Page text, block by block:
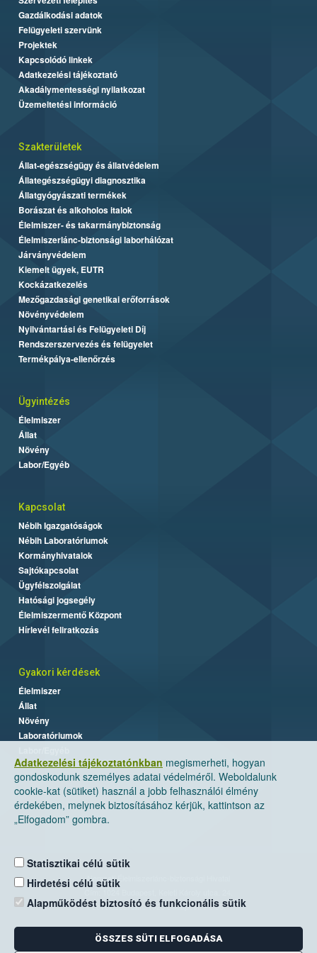
Adatkezelési tájékoztatónkban megismerheti, hogyan
gondoskodunk személyes adatai védelméről. Weboldalunk
cookie-kat (sütiket) használ a jobb felhasználói élmény
érdekében, melynek biztosításához kérjük, kattintson az
„Elfogadom” gombra.
Statisztikai célú sütik
Hirdetési célú sütik
Alapműködést biztosító és funkcionális sütik
ÖSSZES SÜTI ELFOGADÁSA
Gazdálkodási adatok
Felügyeleti szervünk
Projektek
Kapcsolódó linkek
Adatkezelési tájékoztató
Akadálymentességi nyilatkozat
Üzemeltetési információ
Szakterületek
Állat-egészségügy és állatvédelem
Állategészségügyi diagnosztika
Állatgyógyászati termékek
Borászat és alkoholos italok
Élelmiszer- és takarmánybiztonság
Élelmiszerlánc-biztonsági laborhálózat
Járványvédelem
Kiemelt ügyek, EUTR
Kockázatkezelés
Mezőgazdasági genetikai erőforrások
Növényvédelem
Nyilvántartási és Felügyeleti Díj
Rendszerszervezés és felügyelet
Termékpálya-ellenőrzés
Ügyintézés
Élelmiszer
Állat
Növény
Labor/Egyéb
Kapcsolat
Nébih Igazgatóságok
Nébih Laboratóriumok
Kormányhivatalok
Sajtókapcsolat
Ügyfélszolgálat
Hatósági jogsegély
Élelmiszermentő Központ
Hírlevél feliratkozás
Gyakori kérdések
Élelmiszer
Állat
Növény
Laboratóriumok
Nemzeti Élelmiszerlánc-biztonsági Hivatal
Levelezési cím: 1525 Budapest. Pf. 30.
E-mail:ugyfelszolgalat@nebih.gov.hu